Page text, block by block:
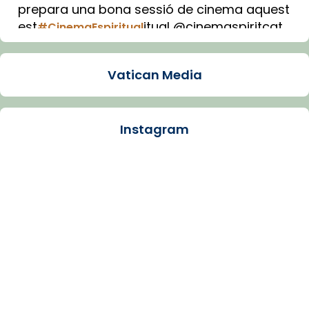
prepara una bona sessió de cinema aquest
est#CinemaEspiritualitual @cinemaspiritcat
Imatge: Generada amb IA (OpenAI)
Arquebisbat de Barcelona
Vatican Media
Instagram